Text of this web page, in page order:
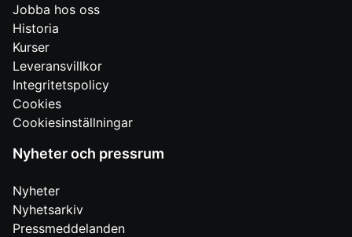
Jobba hos oss
Historia
Kurser
Leveransvillkor
Integritetspolicy
Cookies
Cookiesinställningar
Nyheter och pressrum
Nyheter
Nyhetsarkiv
Pressmeddelanden